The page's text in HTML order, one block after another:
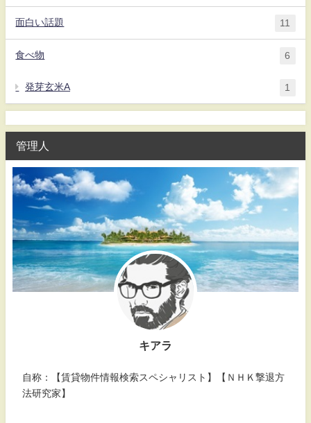
面白い話題 11
食べ物 6
発芽玄米A 1
管理人
キアラ
自称：【賃貸物件情報検索スペシャリスト】【ＮＨＫ撃退方
法研究家】